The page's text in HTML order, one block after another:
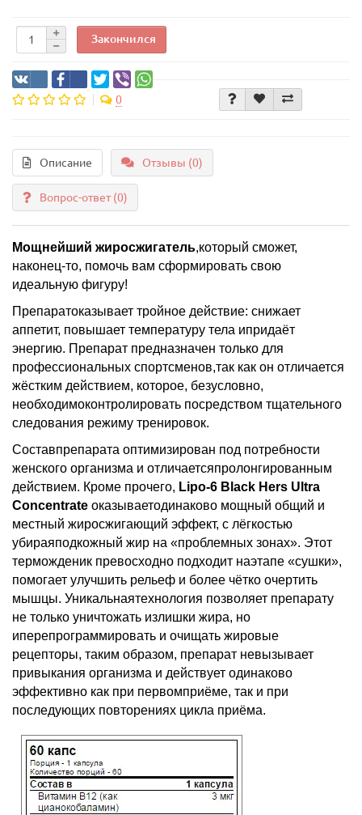
Закончился
0
Описание Отзывы (0)
Вопрос-ответ(0)
Мощнейший жиросжигатель,который сможет,
наконец-то, помочь вам сформировать свою
идеальную фигуру!
Препаратоказывает тройное действие: снижает
аппетит, повышает температуру тела ипридаёт
энергию. Препарат предназначен только для
профессиональных спортсменов,так как он отличается
жёстким действием, которое, безусловно,
необходимоконтролировать посредством тщательного
следования режиму тренировок.
Составпрепарата оптимизирован под потребности
женского организма и отличаетсяпролонгированным
действием. Кроме прочего, Lipo-6 Black Hers Ultra
Concentrate оказываетодинаково мощный общий и
местный жиросжигающий эффект, с лёгкостью
убираяподкожный жир на «проблемных зонах». Этот
терможденик превосходно подходит наэтапе «сушки»,
помогает улучшить рельеф и более чётко очертить
мышцы. Уникальнаятехнология позволяет препарату
не только уничтожать излишки жира, но
иперепрограммировать и очищать жировые
рецепторы, таким образом, препарат невызывает
привыкания организма и действует одинаково
эффективно как при первомприёме, так и при
последующих повторениях цикла приёма.